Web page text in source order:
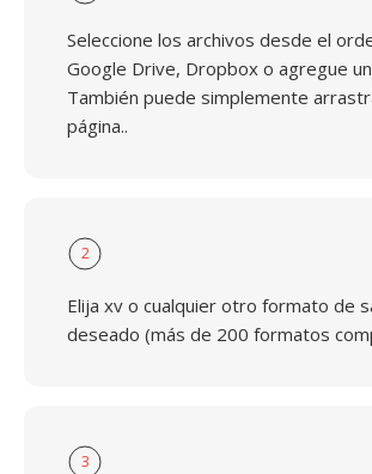
Seleccione los archivos desde el
Google Drive, Dropbox o agregue
También puede simplemente
página..
2
Elija xv o cualquier otro formato de
deseado (más de 200 formatos
3